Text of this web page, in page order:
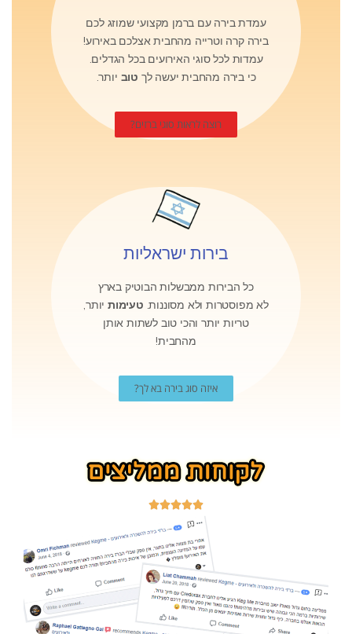
עמדת בירה עם ברמן מקצועי שמוזג לכם
בירה קרה וטרייה מהחבית אצלכם באירוע!
עמדות לכל סוגי האירועים בכל הגדלים.
כי בירה מהחבית יעשה לך טוב יותר.
רוצה לראות סוגי ברזים?
בירות ישראליות
כל הבירות ממבשלות הבוטיק בארץ
לא מפוסטרות ולא מסוננות. טעימות יותר,
טריות יותר והכי טוב לשתות אותן
מהחבית!
איזה סוג בירה בא לך?




